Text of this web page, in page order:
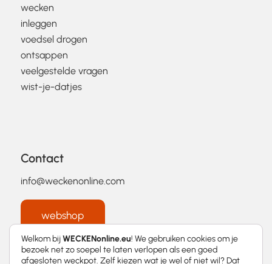
wecken
inleggen
voedsel drogen
ontsappen
veelgestelde vragen
wist-je-datjes
Contact
info@weckenonline.com
webshop
Welkom bijWECKENonline.eu! We gebruiken cookies om je
bezoek net zo soepel te laten verlopen als een goed
afgesloten weckpot. Zelf kiezen wat je wel of niet wil? Dat